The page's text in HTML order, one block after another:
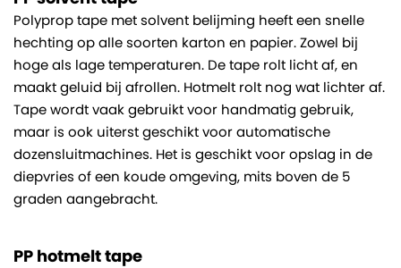
Polyprop tape met solvent belijming heeft een snelle
hechting op alle soorten karton en papier. Zowel bij
hoge als lage temperaturen. De tape rolt licht af, en
maakt geluid bij afrollen. Hotmelt rolt nog wat lichter af.
Tape wordt vaak gebruikt voor handmatig gebruik,
maar is ook uiterst geschikt voor automatische
dozensluitmachines. Het is geschikt voor opslag in de
diepvries of een koude omgeving, mits boven de 5
graden aangebracht.
PP hotmelt tape